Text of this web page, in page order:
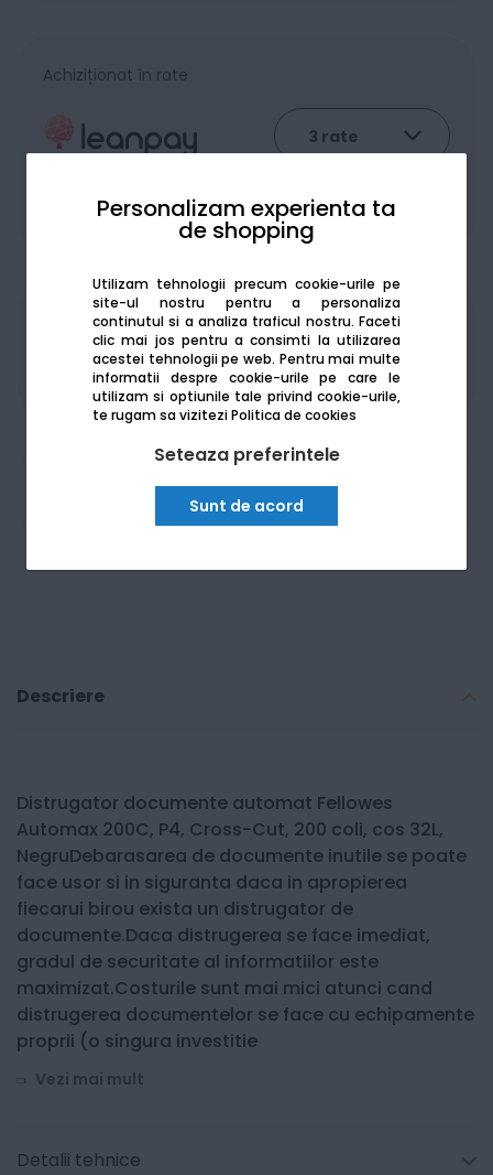
Personalizam experienta ta
de shopping
Utilizam tehnologii precum cookie-urile pe
site-ul nostru pentru a personaliza
continutul si a analiza traficul nostru. Faceti
clic mai jos pentru a consimti la utilizarea
acestei tehnologii pe web. Pentru mai multe
informatii despre cookie-urile pe care le
utilizam si optiunile tale privind cookie-urile,
te rugam sa viziteziPolitica de cookies
Seteaza preferintele
Sunt de acord
Achiziționat în rate
825.70Lei / lună Vezi detalii
Produsele sunt disponibile pe platforma de
achizitii publiceSEAP/SICAP
Am nevoie de ajutor
Descriere
Distrugator documente automat Fellowes
Automax 200C, P4, Cross-Cut, 200 coli, cos 32L,
NegruDebarasarea de documente inutile se poate
face usor si in siguranta daca in apropierea
fiecarui birou exista un distrugator de
documente.Daca distrugerea se face imediat,
gradul de securitate al informatiilor este
maximizat.Costurile sunt mai mici atunci cand
distrugerea documentelor se face cu echipamente
proprii (o singura investitie
Vezi mai mult
Detalii tehnice